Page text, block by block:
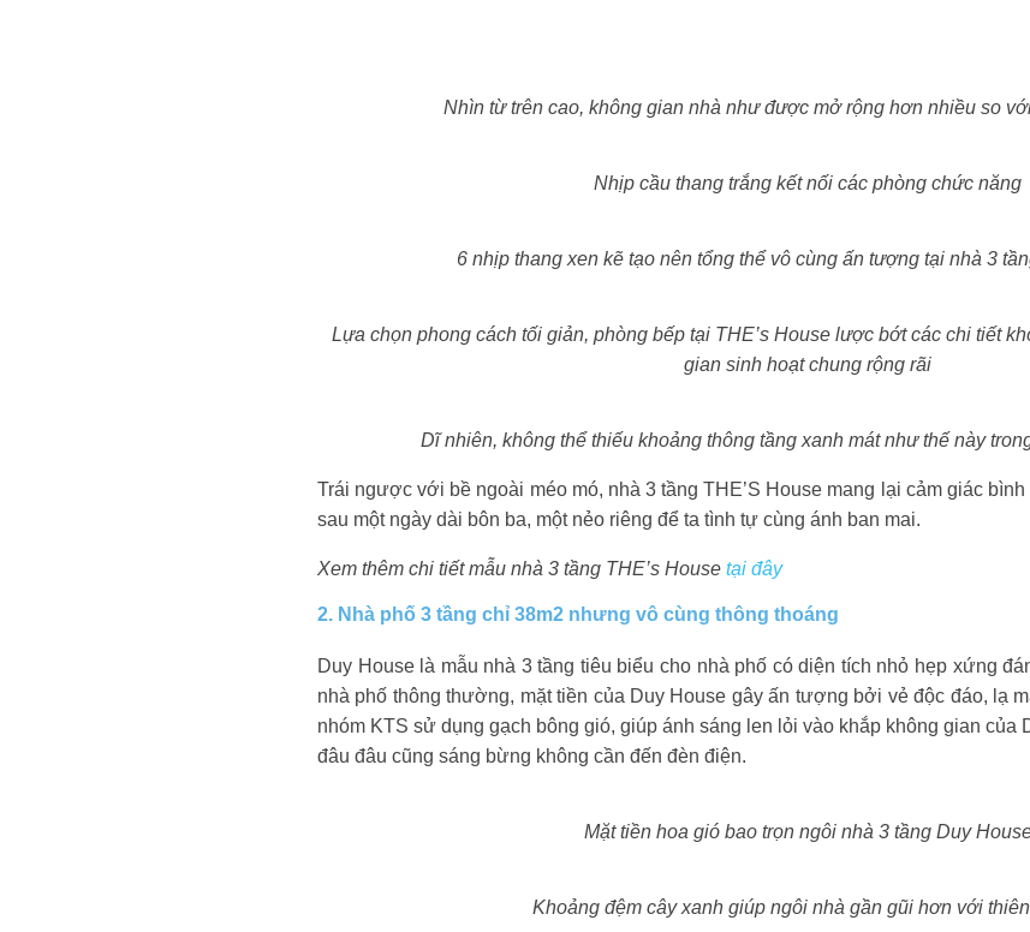
Nhìn từ trên cao, không gian nhà như được mở rộng hơn nhiều so
Nhịp cầu thang trắng kết nối các phòng chức năng
6 nhịp thang xen kẽ tạo nên tổng thể vô cùng ấn tượng tại nhà 3
Lựa chọn phong cách tối giản, phòng bếp tại THE’s House lược bớt các chi tiết
gian sinh hoạt chung rộng rãi
Dĩ nhiên, không thể thiếu khoảng thông tầng xanh mát như thế này
Trái ngược với bề ngoài méo mó, nhà 3 tầng THE’S House mang lại cảm giác
sau một ngày dài bôn ba, một nẻo riêng để ta tình tự cùng ánh ban mai.
Xem thêm chi tiết mẫu nhà 3 tầng THE’s House tại đây
2. Nhà phố 3 tầng chỉ 38m2 nhưng vô cùng thông thoáng
Duy House là mẫu nhà 3 tầng tiêu biểu cho nhà phố có diện tích nhỏ hẹp xứng
nhà phố thông thường, mặt tiền của Duy House gây ấn tượng bởi vẻ độc đáo, lạ
nhóm KTS sử dụng gạch bông gió, giúp ánh sáng len lỏi vào khắp không gian của
đâu đâu cũng sáng bừng không cần đến đèn điện.
Mặt tiền hoa gió bao trọn ngôi nhà 3 tầng Duy
Khoảng đệm cây xanh giúp ngôi nhà gần gũi hơn với